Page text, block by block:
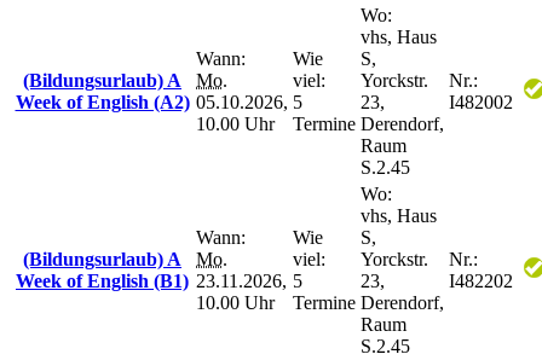
(Bildungsurlaub) A
Week of English (A2)
Wann:
Mo.
05.10.2026,
10.00 Uhr
Wie
viel:
5
Termine
Wo:
vhs, Haus
S,
Yorckstr.
23,
Derendorf,
Raum
S.2.45
Nr.:
I482002
(Bildungsurlaub) A
Week of English (B1)
Wann:
Mo.
23.11.2026,
10.00 Uhr
Wie
viel:
5
Termine
Wo:
vhs, Haus
S,
Yorckstr.
23,
Derendorf,
Raum
S.2.45
Nr.:
I482202